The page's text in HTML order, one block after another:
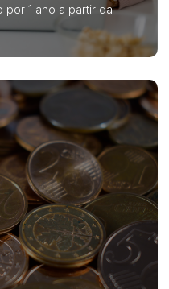
por 1 ano a partir da